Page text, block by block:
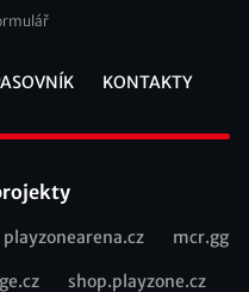
KONTAKTY
playzonearena.cz mcr.gg
shop.playzone.cz